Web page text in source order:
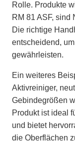
Rolle. Produkte
RM 81 ASF, sind
Die richtige
entscheidend,
gewährleisten.
Ein weiteres
Aktivreiniger,
Gebindegrößen
Produkt ist ideal
und bietet
die Oberflächen